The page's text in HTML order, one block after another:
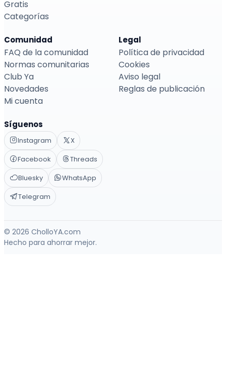
Gratis
Categorías
Comunidad
FAQ de la comunidad
Normas comunitarias
Club Ya
Novedades
Mi cuenta
Legal
Política de privacidad
Cookies
Aviso legal
Reglas de publicación
Síguenos
Instagram
X
Facebook
Threads
Bluesky
WhatsApp
Telegram
© 2026 CholloYA.com
Hecho para ahorrar mejor.